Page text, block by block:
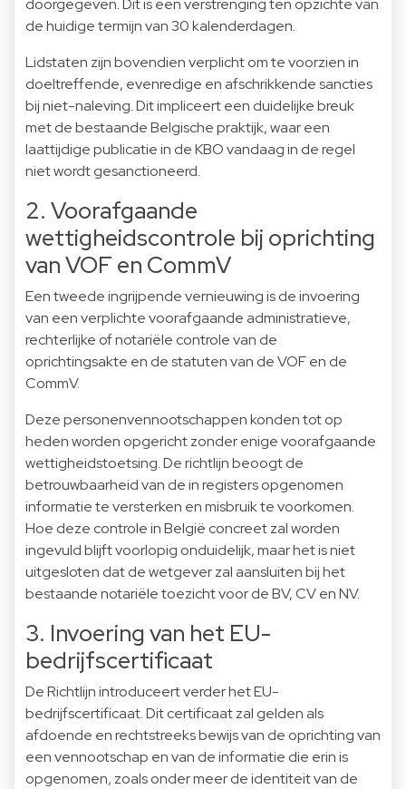
doorgegeven. Dit is een verstrenging ten opzichte van
de huidige termijn van 30 kalenderdagen.
Lidstaten zijn bovendien verplicht om te voorzien in
doeltreffende, evenredige en afschrikkende sancties
bij niet-naleving. Dit impliceert een duidelijke breuk
met de bestaande Belgische praktijk, waar een
laattijdige publicatie in de KBO vandaag in de regel
niet wordt gesanctioneerd.
2. Voorafgaande
wettigheidscontrole bij oprichting
van VOF en CommV
Een tweede ingrijpende vernieuwing is de invoering
van een verplichte voorafgaande administratieve,
rechterlijke of notariële controle van de
oprichtingsakte en de statuten van de VOF en de
CommV.
Deze personenvennootschappen konden tot op
heden worden opgericht zonder enige voorafgaande
wettigheidstoetsing. De richtlijn beoogt de
betrouwbaarheid van de in registers opgenomen
informatie te versterken en misbruik te voorkomen.
Hoe deze controle in België concreet zal worden
ingevuld blijft voorlopig onduidelijk, maar het is niet
uitgesloten dat de wetgever zal aansluiten bij het
bestaande notariële toezicht voor de BV, CV en NV.
3. Invoering van het EU-
bedrijfscertificaat
De Richtlijn introduceert verder het EU-
bedrijfscertificaat. Dit certificaat zal gelden als
afdoende en rechtstreeks bewijs van de oprichting van
een vennootschap en van de informatie die erin is
opgenomen, zoals onder meer de identiteit van de